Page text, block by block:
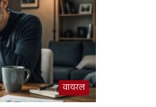
वायरल